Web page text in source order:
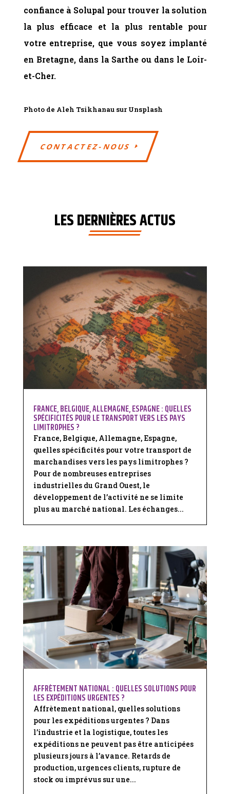
confiance à Solupal pour trouver la solution
la plus efficace et la plus rentable pour
votre entreprise, que vous soyez implanté
en Bretagne, dans la Sarthe ou dans le Loir-
et-Cher.
Photo de Aleh TsikhanausurUnsplash
CONTACTEZ-NOUS
LES DERNIÈRES ACTUS
FRANCE, BELGIQUE, ALLEMAGNE, ESPAGNE : QUELLES
SPÉCIFICITÉS POUR LE TRANSPORT VERS LES PAYS
LIMITROPHES ?
France, Belgique, Allemagne, Espagne,
quelles spécificités pour votre transport de
marchandises vers les pays limitrophes ?
Pour de nombreuses entreprises
industrielles du Grand Ouest, le
développement de l’activité ne se limite
plus au marché national. Les échanges...
AFFRÈTEMENT NATIONAL : QUELLES SOLUTIONS POUR
LES EXPÉDITIONS URGENTES ?
Affrètement national, quelles solutions
pour les expéditions urgentes ? Dans
l’industrie et la logistique, toutes les
expéditions ne peuvent pas être anticipées
plusieurs jours à l’avance. Retards de
production, urgences clients, rupture de
stock ou imprévus sur une...